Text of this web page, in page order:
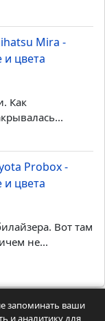
Mira -
цвета
Как
Probox -
цвета
Вот там
не...
Автостатьи 2
запоминать ваши
и аналитику для